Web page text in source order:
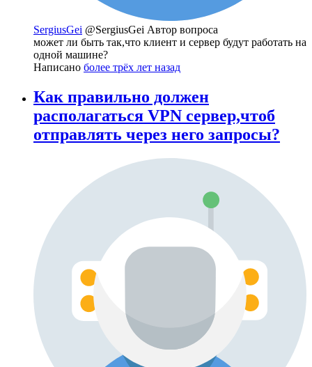
SergiusGei @SergiusGei Автор вопроса
может ли быть так,что клиент и сервер будут работать на
одной машине?
Написано более трёх лет назад
Как правильно должен
располагаться VPN сервер,чтоб
отправлять через него запросы?